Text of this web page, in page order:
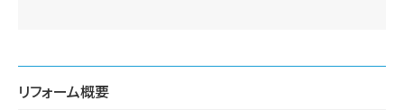
リフォーム概要